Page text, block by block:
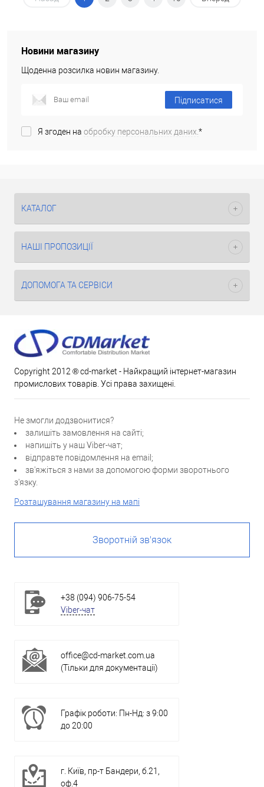
Новини магазину
Щоденна розсилка новин магазину.
Підписатися
Я згоден на обробку персональних даних.*
КАТАЛОГ
НАШІ ПРОПОЗИЦІЇ
ДОПОМОГА ТА СЕРВІСИ
Copyright 2012 ® cd-market - Найкращий інтернет-магазин
промислових товарів. Усі права захищені.
Не змогли додзвонитися?
залишіть замовлення на сайті;
напишіть у наш Viber-чат;
відправте повідомлення на email;
зв'яжіться з нами за допомогою форми зворотнього
з'язку.
Розташування магазину на мапі
Зворотній зв'язок
+38 (094) 906-75-54
Viber-чат
office@cd-market.com.ua
(Тільки для документації)
Графік роботи: Пн-Нд: з 9:00
до 20:00
г. Київ, пр-т Бандери, б.21,
оф.4